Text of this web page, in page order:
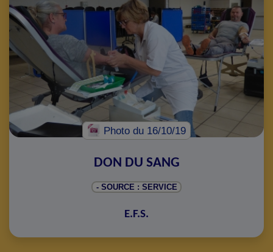
Photo du 16/10/19
DON DU SANG
- SOURCE : SERVICE
E.F.S.